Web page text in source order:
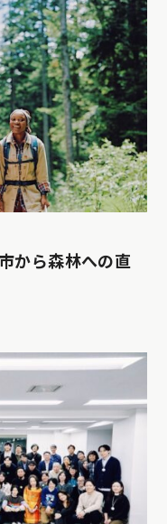
から森林への直